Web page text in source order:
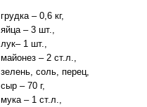
грудка – 0,6 кг,
яйца – 3 шт.,
лук– 1 шт.,
майонез – 2 ст.л.,
зелень, соль, перец,
сыр – 70 г,
мука – 1 ст.л.,